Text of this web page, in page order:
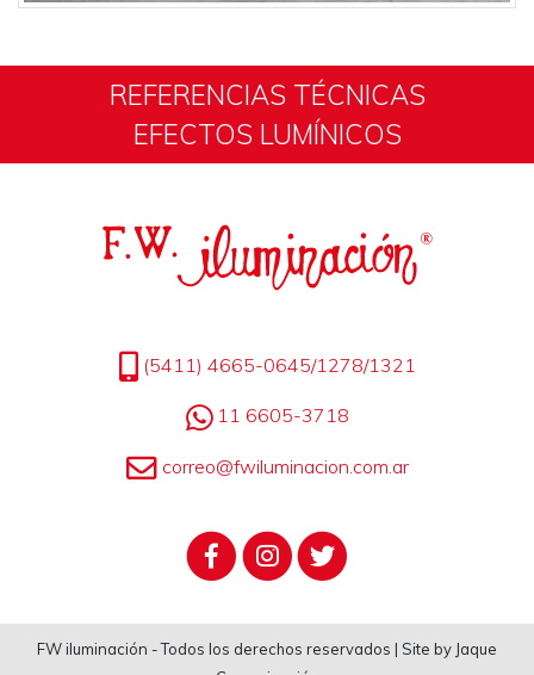
REFERENCIAS TÉCNICAS
EFECTOS LUMÍNICOS
(5411) 4665-0645/1278/1321
11 6605-3718
correo@fwiluminacion.com.ar
FW iluminación - Todos los derechos reservados | Site by Jaque